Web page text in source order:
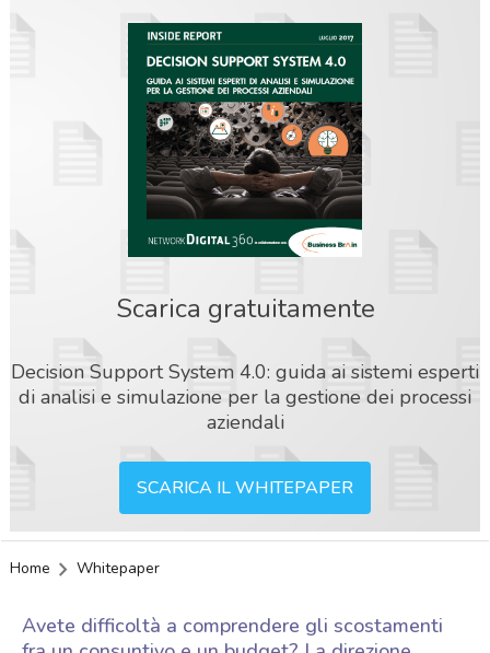
Scarica gratuitamente
Decision Support System 4.0: guida ai sistemi esperti
di analisi e simulazione per la gestione dei processi
aziendali
SCARICA IL WHITEPAPER
Home Whitepaper
Avete difficoltà a comprendere gli scostamenti